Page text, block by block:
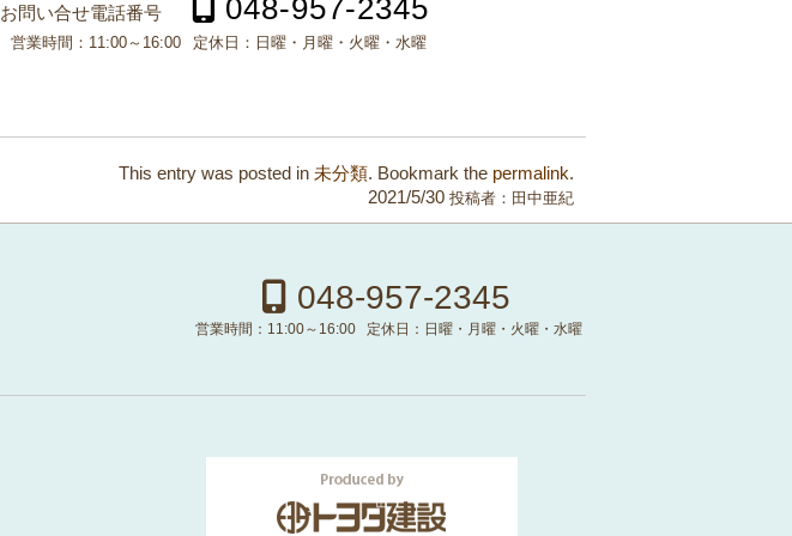
お問い合せ電話番号 048-957-2345
営業時間： 11:00～16:00 定休日： 日曜・月曜・火曜・水曜
This entry was posted in 未分類. Bookmark the permalink.
2021/5/30 投稿者： 田中亜紀
048-957-2345
営業時間： 11:00～16:00 定休日： 日曜・月曜・火曜・水曜